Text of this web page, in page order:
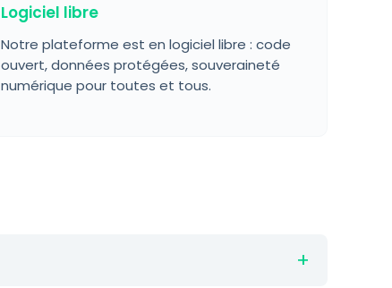
Logiciel libre
Notre plateforme est en logiciel libre : code
ouvert, données protégées, souveraineté
numérique pour toutes et tous.